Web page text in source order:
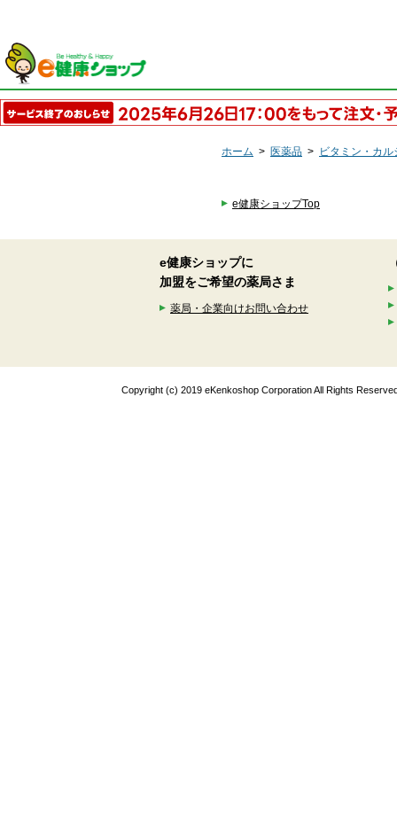
ホーム > 医薬品 > ビタミン・カル
e健康ショップTop
e健康ショップに
加盟をご希望の薬局さま
薬局・企業向けお問い合わせ
Copyright (c) 2019 eKenkoshop Corporation All Rights